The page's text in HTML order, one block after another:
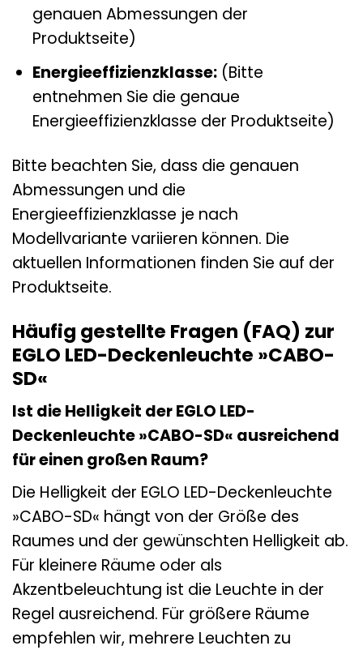
genauen Abmessungen der
Produktseite)
Energieeffizienzklasse:(Bitte
entnehmen Sie die genaue
Energieeffizienzklasse der Produktseite)
Bitte beachten Sie, dass die genauen
Abmessungen und die
Energieeffizienzklasse je nach
Modellvariante variieren können. Die
aktuellen Informationen finden Sie auf der
Produktseite.
Häufig gestellte Fragen (FAQ) zur
EGLO LED-Deckenleuchte »CABO-
SD«
Ist die Helligkeit der EGLO LED-
Deckenleuchte »CABO-SD« ausreichend
für einen großen Raum?
Die Helligkeit der EGLO LED-Deckenleuchte
»CABO-SD« hängt von der Größe des
Raumes und der gewünschten Helligkeit ab.
Für kleinere Räume oder als
Akzentbeleuchtung ist die Leuchte in der
Regel ausreichend. Für größere Räume
empfehlen wir, mehrere Leuchten zu